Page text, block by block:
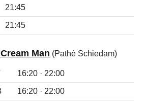
21:45
21:45
Man (Pathé Schiedam)
16:20 · 22:00
16:20 · 22:00